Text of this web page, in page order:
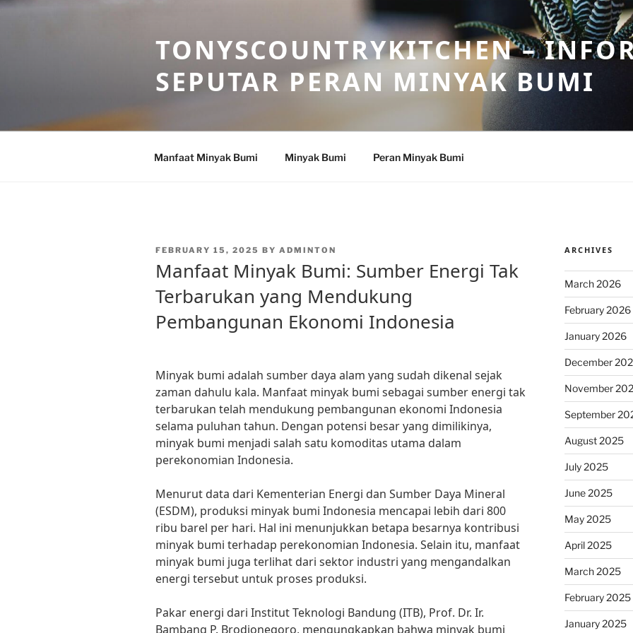
Skip
TONYSCOUNTRYKITCHEN –
SEPUTAR PERAN MINYAK BUMI
Manfaat Minyak Bumi Minyak Bumi Peran Minyak Bumi
POSTED
FEBRUARY 15, 2025 BY ADMINTON
Manfaat Minyak Bumi: Sumber Energi Tak
Terbarukan yang Mendukung
Pembangunan Ekonomi Indonesia
Minyak bumi adalah sumber daya alam yang sudah dikenal sejak
zaman dahulu kala. Manfaat minyak bumi sebagai sumber energi tak
terbarukan telah mendukung pembangunan ekonomi Indonesia
selama puluhan tahun. Dengan potensi besar yang dimilikinya,
minyak bumi menjadi salah satu komoditas utama dalam
perekonomian Indonesia.
Menurut data dari Kementerian Energi dan Sumber Daya Mineral
(ESDM), produksi minyak bumi Indonesia mencapai lebih dari 800
ribu barel per hari. Hal ini menunjukkan betapa besarnya kontribusi
minyak bumi terhadap perekonomian Indonesia. Selain itu, manfaat
minyak bumi juga terlihat dari sektor industri yang mengandalkan
energi tersebut untuk proses produksi.
Pakar energi dari Institut Teknologi Bandung (ITB), Prof. Dr. Ir.
Bambang P. Brodjonegoro, mengungkapkan bahwa minyak bumi
ARCHIVES
March 2026
February 2026
January 2026
December
November
September
August 2025
July 2025
June 2025
May 2025
April 2025
March 2025
February 2025
January 2025